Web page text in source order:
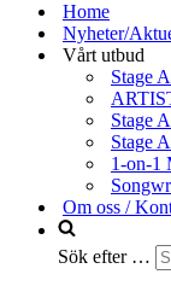
Home
Nyheter/
Vårt utbud
Stage
Stage
Stage
1-on-1
Om oss /
Sök efter …